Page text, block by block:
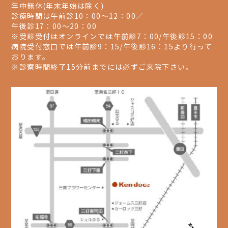
年中無休(年末年始は除く)
診療時間は午前診10：00～12：00／
午後診17：00～20：00
※受診受付はオンラインでは午前診7：00/午後診15：00
病院受付窓口では午前診9：15/午後診16：15より行って
おります。
※診察時間終了15分前までには必ずご来院下さい。